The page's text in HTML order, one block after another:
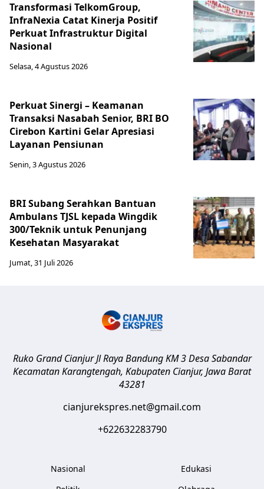
Transformasi TelkomGroup,
InfraNexia Catat Kinerja Positif
Perkuat Infrastruktur Digital
Nasional
Selasa, 4 Agustus 2026
Perkuat Sinergi – Keamanan
Transaksi Nasabah Senior, BRI BO
Cirebon Kartini Gelar Apresiasi
Layanan Pensiunan
Senin, 3 Agustus 2026
BRI Subang Serahkan Bantuan
Ambulans TJSL kepada Wingdik
300/Teknik untuk Penunjang
Kesehatan Masyarakat ​
Jumat, 31 Juli 2026
Ruko Grand Cianjur Jl Raya Bandung KM 3 Desa Sabandar
Kecamatan Karangtengah, Kabupaten Cianjur, Jawa Barat
43281
cianjurekspres.net@gmail.com
+622632283790
Nasional
Edukasi